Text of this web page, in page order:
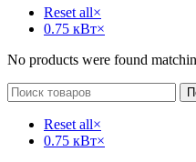
Reset all×
0.75 кВт×
No products were found
Reset all×
0.75 кВт×